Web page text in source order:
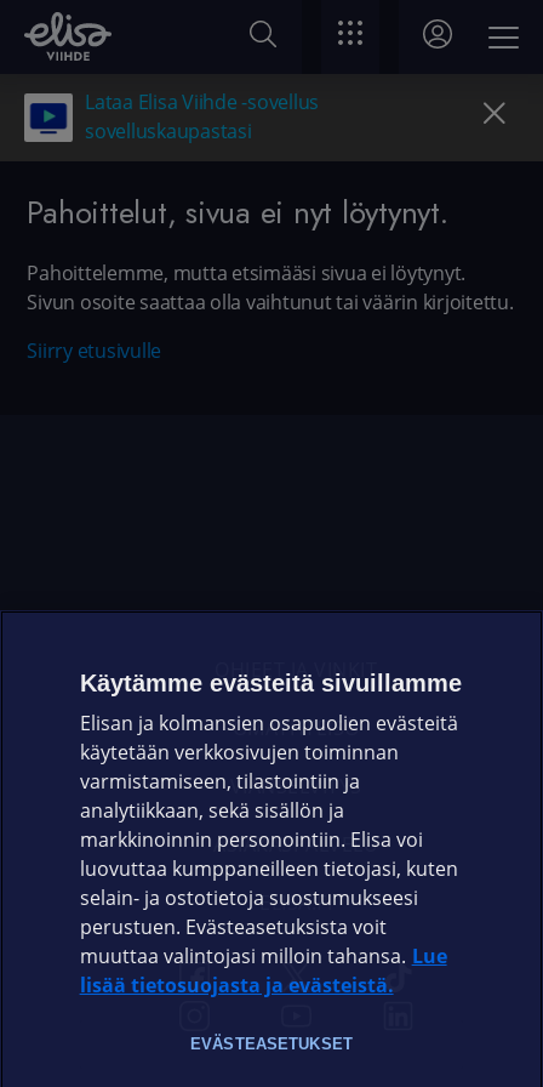
Lataa Elisa Viihde -sovellus
sovelluskaupastasi
Pahoittelut, sivua ei nyt löytynyt.
Pahoittelemme, mutta etsimääsi sivua ei löytynyt.
Sivun osoite saattaa olla vaihtunut tai väärin kirjoitettu.
Siirry etusivulle
OHJEET JA VINKIT
OMAYHTEISÖ
VIANSELVITYS
ASIAKASPALVELU
ELISA.FI
Käytämme evästeitä sivuillamme
Elisan ja kolmansien osapuolien evästeitä
käytetään verkkosivujen toiminnan
varmistamiseen, tilastointiin ja
analytiikkaan, sekä sisällön ja
markkinoinnin personointiin. Elisa voi
luovuttaa kumppaneilleen tietojasi, kuten
selain- ja ostotietoja suostumukseesi
perustuen. Evästeasetuksista voit
muuttaa valintojasi milloin tahansa. Lue
lisää tietosuojasta ja evästeistä.
EVÄSTEASETUKSET